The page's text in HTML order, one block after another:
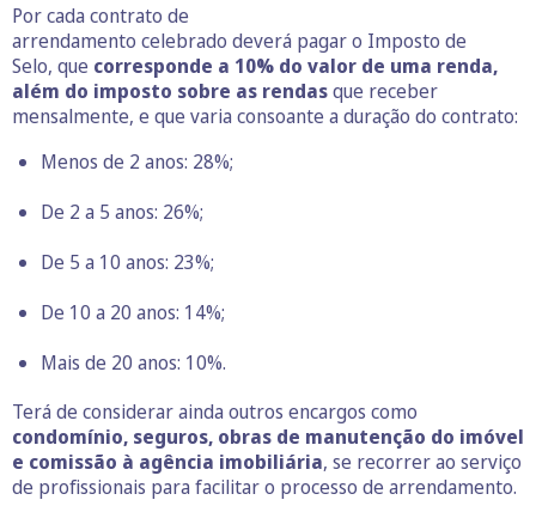
Por cada contrato de
arrendamento celebrado deverá pagar o Imposto de
Selo, que corresponde a 10% do valor de uma renda,
além do imposto sobre as rendasque receber
mensalmente, e que varia consoante a duração do contrato:
Menos de 2 anos: 28%;
De 2 a 5 anos: 26%;
De 5 a 10 anos: 23%;
De 10 a 20 anos: 14%;
Mais de 20 anos: 10%.
Terá de considerar ainda outros encargos como
condomínio, seguros, obras de manutenção do imóvel
e comissão à agência imobiliária, se recorrer ao serviço
de profissionais para facilitar o processo de arrendamento.